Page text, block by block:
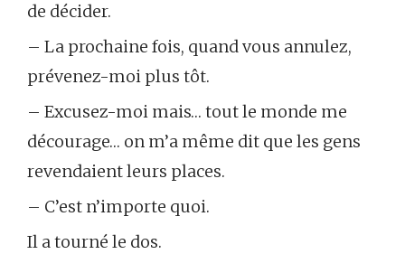
de décider.
– La prochaine fois, quand vous annulez,
prévenez-moi plus tôt.
– Excusez-moi mais… tout le monde me
décourage… on m’a même dit que les gens
revendaient leurs places.
– C’est n’importe quoi.
Il a tourné le dos.